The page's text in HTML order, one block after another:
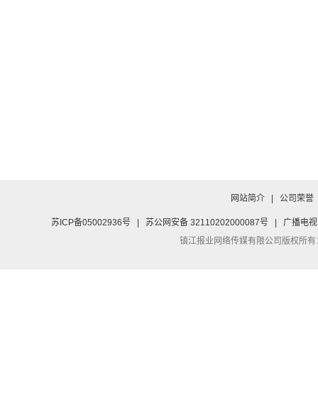
网站简介 公司荣誉
苏ICP备05002936号 苏公网安备 32110202000087号
广播电
镇江报业网络传媒有限公司版权所